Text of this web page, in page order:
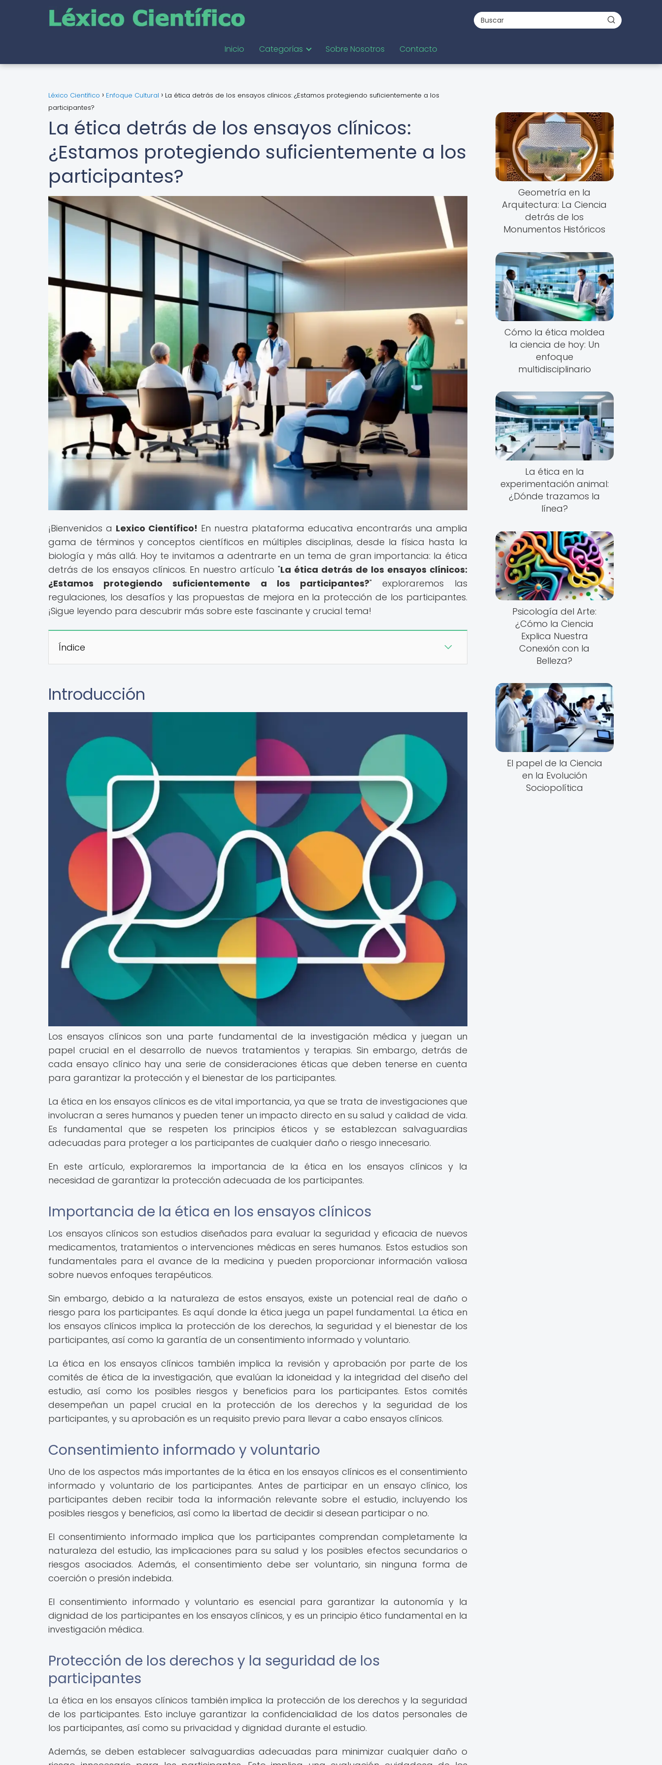
Inicio Categorías Sobre Nosotros Contacto
Léxico Científico Enfoque Cultural
La ética detrás de los ensayos clínicos: ¿Estamos protegiendo suficientemente a los
participantes?
La ética detrás de los ensayos clínicos:
¿Estamos protegiendo suficientemente a los
participantes?
¡Bienvenidos a Lexico Científico! En nuestra plataforma educativa encontrarás una amplia
gama de términos y conceptos científicos en múltiples disciplinas, desde la física hasta la
biología y más allá. Hoy te invitamos a adentrarte en un tema de gran importancia: la ética
detrás de los ensayos clínicos. En nuestro artículo "La ética detrás de los ensayos clínicos:
¿Estamos protegiendo suficientemente a los participantes?" exploraremos las
regulaciones, los desafíos y las propuestas de mejora en la protección de los participantes.
¡Sigue leyendo para descubrir más sobre este fascinante y crucial tema!
Índice
Introducción
Los ensayos clínicos son una parte fundamental de la investigación médica y juegan un
papel crucial en el desarrollo de nuevos tratamientos y terapias. Sin embargo, detrás de
cada ensayo clínico hay una serie de consideraciones éticas que deben tenerse en cuenta
para garantizar la protección y el bienestar de los participantes.
La ética en los ensayos clínicos es de vital importancia, ya que se trata de investigaciones que
involucran a seres humanos y pueden tener un impacto directo en su salud y calidad de vida.
Es fundamental que se respeten los principios éticos y se establezcan salvaguardias
adecuadas para proteger a los participantes de cualquier daño o riesgo innecesario.
En este artículo, exploraremos la importancia de la ética en los ensayos clínicos y la
necesidad de garantizar la protección adecuada de los participantes.
Importancia de la ética en los ensayos clínicos
Los ensayos clínicos son estudios diseñados para evaluar la seguridad y eficacia de nuevos
medicamentos, tratamientos o intervenciones médicas en seres humanos. Estos estudios son
fundamentales para el avance de la medicina y pueden proporcionar información valiosa
sobre nuevos enfoques terapéuticos.
Sin embargo, debido a la naturaleza de estos ensayos, existe un potencial real de daño o
riesgo para los participantes. Es aquí donde la ética juega un papel fundamental. La ética en
los ensayos clínicos implica la protección de los derechos, la seguridad y el bienestar de los
participantes, así como la garantía de un consentimiento informado y voluntario.
La ética en los ensayos clínicos también implica la revisión y aprobación por parte de los
comités de ética de la investigación, que evalúan la idoneidad y la integridad del diseño del
estudio, así como los posibles riesgos y beneficios para los participantes. Estos comités
desempeñan un papel crucial en la protección de los derechos y la seguridad de los
participantes, y su aprobación es un requisito previo para llevar a cabo ensayos clínicos.
Consentimiento informado y voluntario
Uno de los aspectos más importantes de la ética en los ensayos clínicos es el consentimiento
informado y voluntario de los participantes. Antes de participar en un ensayo clínico, los
participantes deben recibir toda la información relevante sobre el estudio, incluyendo los
posibles riesgos y beneficios, así como la libertad de decidir si desean participar o no.
El consentimiento informado implica que los participantes comprendan completamente la
naturaleza del estudio, las implicaciones para su salud y los posibles efectos secundarios o
riesgos asociados. Además, el consentimiento debe ser voluntario, sin ninguna forma de
coerción o presión indebida.
El consentimiento informado y voluntario es esencial para garantizar la autonomía y la
dignidad de los participantes en los ensayos clínicos, y es un principio ético fundamental en la
investigación médica.
Protección de los derechos y la seguridad de los
participantes
La ética en los ensayos clínicos también implica la protección de los derechos y la seguridad
de los participantes. Esto incluye garantizar la confidencialidad de los datos personales de
los participantes, así como su privacidad y dignidad durante el estudio.
Además, se deben establecer salvaguardias adecuadas para minimizar cualquier daño o
Geometría en la
Arquitectura: La Ciencia
detrás de los
Monumentos Históricos
Cómo la ética moldea
la ciencia de hoy: Un
enfoque
multidisciplinario
La ética en la
experimentación animal:
¿Dónde trazamos la
línea?
Psicología del Arte:
¿Cómo la Ciencia
Explica Nuestra
Conexión con la
Belleza?
El papel de la Ciencia
en la Evolución
Sociopolítica